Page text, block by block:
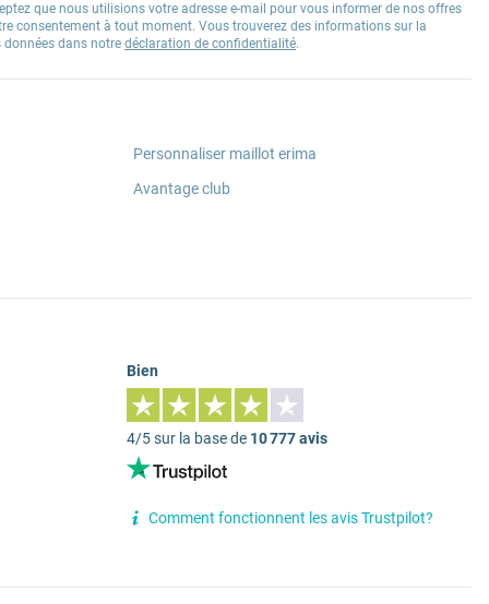
que nous utilisions votre adresse e-mail pour vous informer de nos offres
consentement à tout moment. Vous trouverez des informations sur la
dans notre déclaration de confidentialité.
Personnaliser maillot erima
Avantage club
Bien
4/5 sur la base de 10 777 avis
Comment fonctionnent les avis Trustpilot?